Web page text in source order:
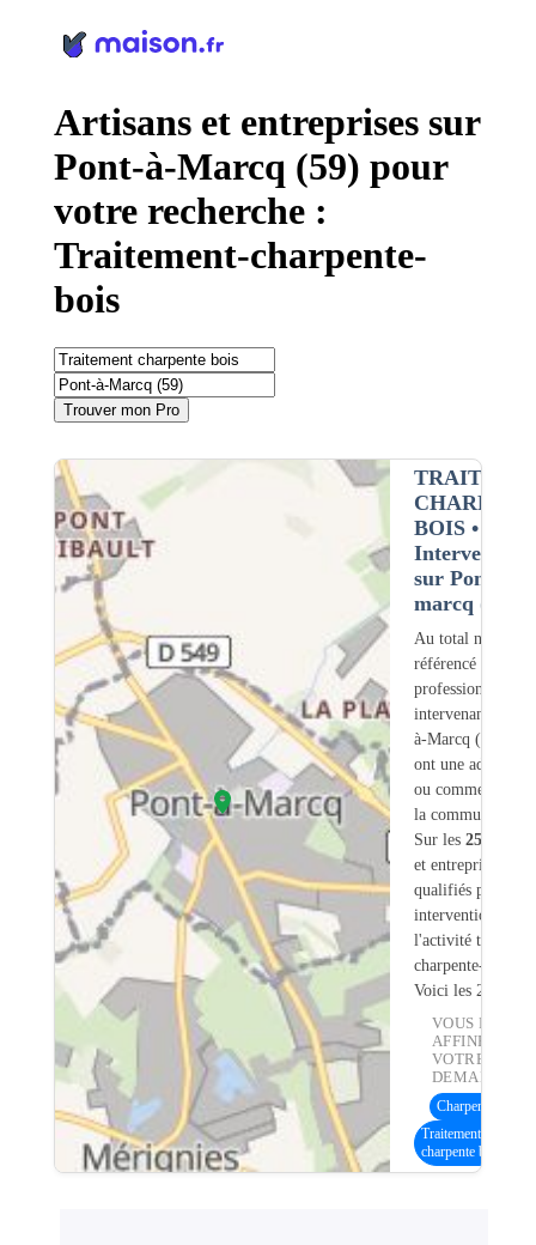
Artisans et entreprises sur
Pont-à-Marcq (59) pour
votre recherche :
Traitement-charpente-
bois
Trouver mon Pro
BOIS•
Intervention
sur Pont-à-
marcq (59)
Au total nous
référencé
professionnels
intervenant sur
à-Marcq (59)
ont une adresse
ou commerciale
la commune.
Sur les 259
et entreprises
qualifiés pour une
intervention sur
l'activité
charpente-bois.
Voici les 20
VOUS
AFFINER
VOTRE
DEMANDE :
Charpente bois
Traitement
charpente bois